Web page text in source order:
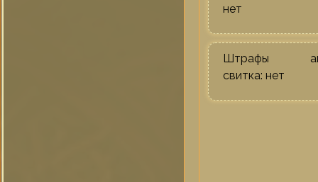
нет
Штрафы
свитка: нет